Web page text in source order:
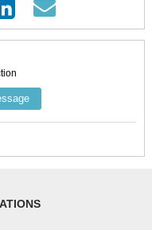
et visualisez toutes vos